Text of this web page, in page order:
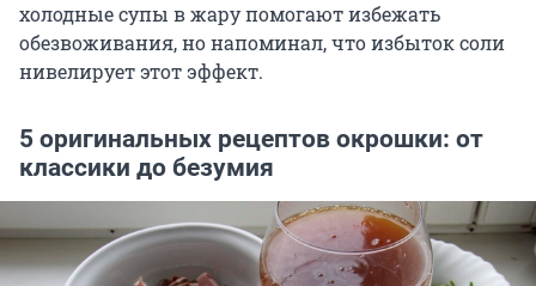
холодные супы в жару помогают избежать
обезвоживания, но напоминал, что избыток соли
нивелирует этот эффект.
5 оригинальных рецептов окрошки: от
классики до безумия